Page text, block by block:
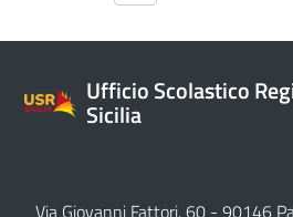
Ufficio Scolastico
Sicilia
Via Giovanni Fattori, 60 - 90146